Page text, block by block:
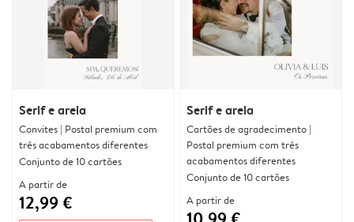
Serif e areia
Convites | Postal premium com
três acabamentos diferentes
Conjunto de 10 cartões
A partir de
12,99 €
Serif e areia
Cartões de agradecimento |
Postal premium com três
acabamentos diferentes
Conjunto de 10 cartões
A partir de